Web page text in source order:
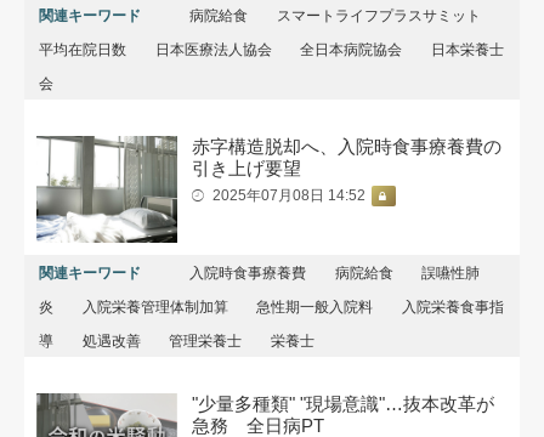
関連キーワード 病院給食
スマートライフプラスサミット
平均在院日数
日本医療法人協会 全日本病院協会
日本栄養士
会
赤字構造脱却へ、入院時食事療養費の
引き上げ要望
2025年07月08日 14:52
関連キーワード 入院時食事療養費 病院給食
誤嚥性肺
炎
入院栄養管理体制加算 急性期一般入院料
入院栄養食事指
導
処遇改善 管理栄養士 栄養士
"少量多種類" "現場意識"…抜本改革が
急務 全日病PT